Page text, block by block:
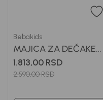
Bebakids
MAJICA ZA DEČAKE
ANDRIJA
1.813,00 RSD
2.590,00RSD